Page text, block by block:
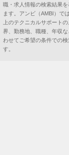
職・求人情報の検索結果
ます。アンビ（AMBI）で
上のテクニカルサポート
界、勤務地、職種、年収
わせてご希望の条件での
す。